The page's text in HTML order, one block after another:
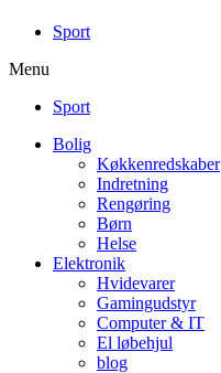
Sport
Menu
Sport
Bolig
Køkkenredskaber
Indretning
Rengøring
Børn
Helse
Elektronik
Hvidevarer
Gamingudstyr
Computer & IT
El løbehjul
blog